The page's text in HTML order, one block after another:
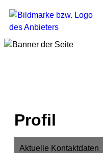
Profil
Aktuelle Kontaktdaten